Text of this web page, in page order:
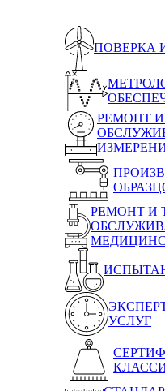
ПОВЕРКА
РЕМОНТ
РЕМОНТ И
УСЛУГ